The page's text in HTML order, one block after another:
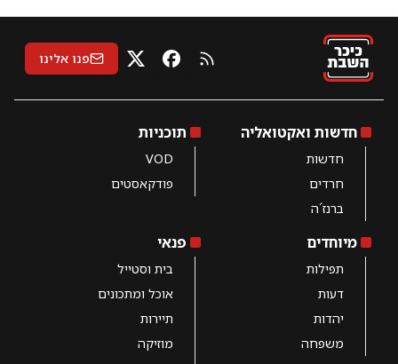
RSS פייסבוק
X פנו אלינו
חדשות ואקטואליה
חדשות
חרדים
ברנז´ה
תוכניות
VOD
פודקאסטים
מיוחדים
תפילות
דעות
יהדות
משפחה
פנאי
בית וסטייל
אוכל ומתכונים
תיירות
מוזיקה